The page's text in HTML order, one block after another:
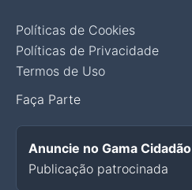
Políticas de Cookies
Políticas de Privacidade
Termos de Uso
Faça Parte
Anuncie no Gama Cidadão
Publicação patrocinada